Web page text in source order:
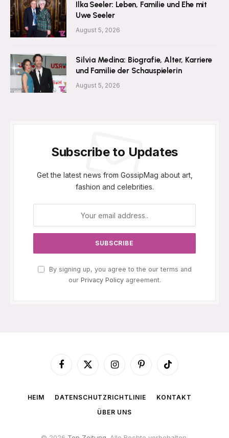
Ilka Seeler: Leben, Familie und Ehe mit
Uwe Seeler
August 5, 2026
Silvia Medina: Biografie, Alter, Karriere
und Familie der Schauspielerin
August 5, 2026
Subscribe to Updates
Get the latest news from GossipMag about art,
fashion and celebrities.
By signing up, you agree to the our terms and
our Privacy Policyagreement.
Facebook
X
InstagramPinterestTikTok
HEIM DATENSCHUTZRICHTLINIE
KONTAKT
ÜBER UNS